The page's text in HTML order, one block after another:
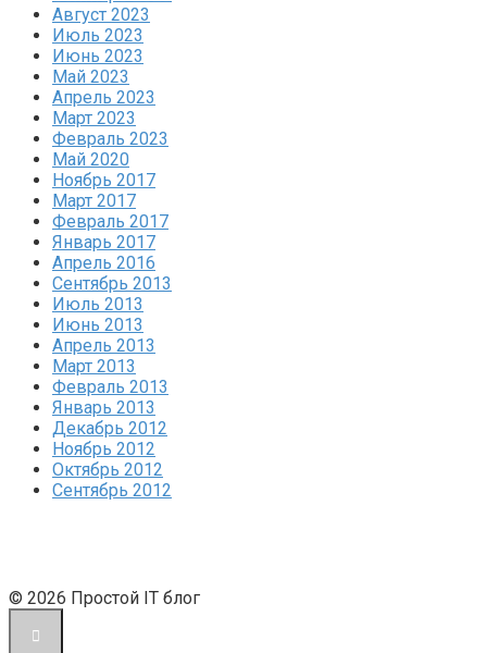
Август 2023
Июль 2023
Июнь 2023
Май 2023
Апрель 2023
Март 2023
Февраль 2023
Май 2020
Ноябрь 2017
Март 2017
Февраль 2017
Январь 2017
Апрель 2016
Сентябрь 2013
Июль 2013
Июнь 2013
Апрель 2013
Март 2013
Февраль 2013
Январь 2013
Декабрь 2012
Ноябрь 2012
Октябрь 2012
Сентябрь 2012
© 2026 Простой IT блог